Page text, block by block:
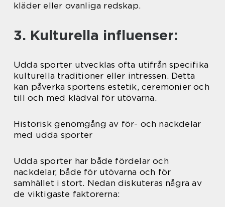
kläder eller ovanliga redskap.
3. Kulturella influenser:
Udda sporter utvecklas ofta utifrån specifika
kulturella traditioner eller intressen. Detta
kan påverka sportens estetik, ceremonier och
till och med klädval för utövarna.
Historisk genomgång av för- och nackdelar
med udda sporter
Udda sporter har både fördelar och
nackdelar, både för utövarna och för
samhället i stort. Nedan diskuteras några av
de viktigaste faktorerna: